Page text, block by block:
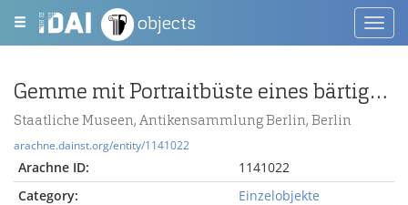
objects
Gemme mit Portraitbüste eines bärtigen Denkers
Staatliche Museen, Antikensammlung Berlin, Berlin
arachne.dainst.org/entity/1141022
Arachne ID:
1141022
Category:
Einzelobjekte